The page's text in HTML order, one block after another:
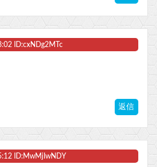
ID:cxNDg2MTc
返信
ID:MwMjIwNDY